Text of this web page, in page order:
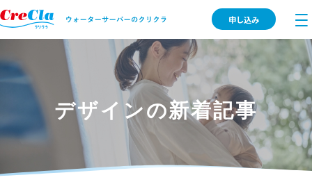
申し込み
デザインの新着記事